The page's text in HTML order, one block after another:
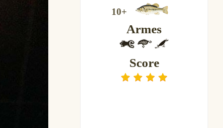
10+
Armes
Score